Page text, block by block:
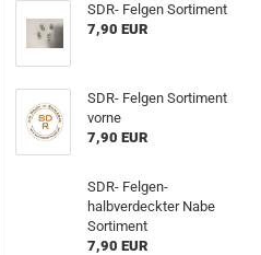
SDR- Felgen Sortiment
7,90 EUR
SDR- Felgen Sortiment
vorne
7,90 EUR
SDR- Felgen-
halbverdeckter Nabe
Sortiment
7,90 EUR